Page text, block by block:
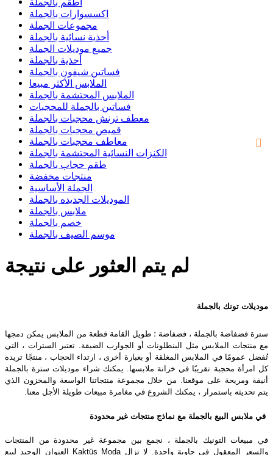
اكسسوارات بالجملة
مجموعات الجملة
أحذية نسائية بالجملة
جميع موديلات الجملة
أحذية بالجملة
فساتين شيفون بالجملة
الملابس الأكثر مبيعا
الملابس المحتشمة بالجملة
فساتين بالجملة للمحجبات
معطف ترنش محجبات بالجملة
قميص محجبات بالجملة
معاطف محجبات بالجملة
الكنزات النسائية المحتشمة بالجملة
طقم حجاب بالجملة
منتجات مخفضة
الجملة الأساسية
الموديلات الجديده بالجملة
ملابس بالجملة
خصم بالجملة
موسم الصيف بالجملة
لم يتم العثور على نتيجة
موديلات تونك بالجملة
سترة فضفاضة بالجملة ، فضفاضة ؛ طويل القامة قطعة من الملابس يمكن دمجها
مع منتجات الملابس مثل البنطلونات أو الجوارب الضيقة. تعتبر السترات ، التي
تُفضل عمومًا في الملابس المغلقة أو بعبارة أخرى ، ارتداء الحجاب ، منتجًا تريده
كل امرأة محجبة تقريبًا في خزانة ملابسها. يمكنك شراء موديلات سترة بالجملة
أنيقة ومريحة على موقعنا. من خلال مجموعة منتجاتنا الواسعة والمخزون الذي
يتم تحديثه باستمرار ، يمكنك الشروع في مغامرة مبيعات طويلة الأجل معنا.
في ملابس البيع بالجملة مع نماذج منتجات غير محدودة
في مبيعات التونيك بالجملة ، نجمع بين مجموعة غير محدودة من المنتجات
والسعر المعقول في حاوية واحدة. لا تزال Kaktüs Moda العنوان الوحيد لبيع